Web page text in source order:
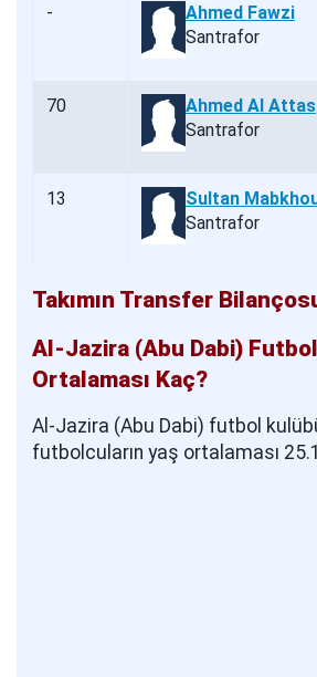
-
Ahmed Fawzi
Santrafor
70
Ahmed Al Attas
Santrafor
13
Sultan
Santrafor
Takımın Transfer
Al-Jazira (Abu Dabi)
Ortalaması Kaç?
Al-Jazira (Abu Dabi) futbol
futbolcuların yaş ortalaması